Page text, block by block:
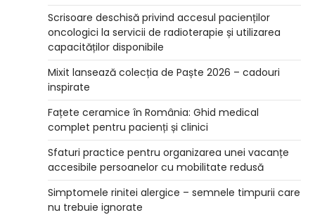
Scrisoare deschisă privind accesul pacienților
oncologici la servicii de radioterapie și utilizarea
capacităților disponibile
Mixit lansează colecția de Paște 2026 – cadouri
inspirate
Fațete ceramice în România: Ghid medical
complet pentru pacienți și clinici
Sfaturi practice pentru organizarea unei vacanțe
accesibile persoanelor cu mobilitate redusă
Simptomele rinitei alergice – semnele timpurii care
nu trebuie ignorate